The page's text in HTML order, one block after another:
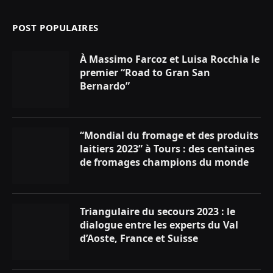
POST POPULAIRES
À Massimo Farcoz et Luisa Rocchia le
premier “Road to Gran San
Bernardo”
“Mondial du fromage et des produits
laitiers 2023” à Tours : des centaines
de fromages champions du monde
Triangulaire du secours 2023 : le
dialogue entre les experts du Val
d’Aoste, France et Suisse